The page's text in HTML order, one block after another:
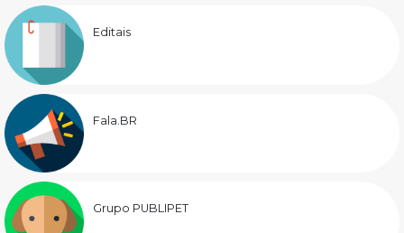
Editais
Fala.BR
Grupo PUBLIPET